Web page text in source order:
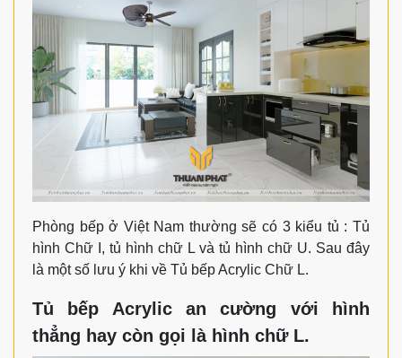
Phòng bếp ở Việt Nam thường sẽ có 3 kiểu tủ : Tủ
hình Chữ I, tủ hình chữ L và tủ hình chữ U. Sau đây
là một số lưu ý khi về Tủ bếp Acrylic Chữ L.
Tủ bếp Acrylic an cường với hình
thẳng hay còn gọi là hình chữ L.